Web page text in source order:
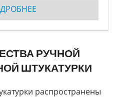
РУЧНОЙ
ШТУКАТУРКИ
распространены